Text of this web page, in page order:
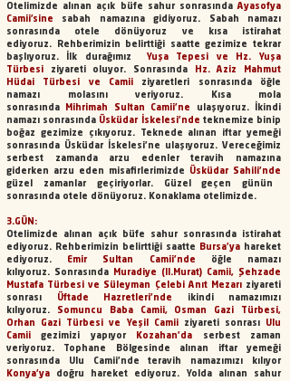
Otelimizde alınan açık büfe sahur sonrasındaAyasofya
Camii’sine sabah namazına gidiyoruz.
Sabah namazı
sonrasında otele dönüyoruz ve kısa istirahat
ediyoruz.
Rehberimizin belirttiği saatte gezimize tekrar
başlıyoruz.
İlk durağımız Yuşa Tepesi ve Hz. Yuşa
Türbesi ziyareti oluyor. Sonrasında
Hz. Aziz Mahmut
Hüdai Türbesi ve Camii ziyaretleri sonrasında öğle
namazı molasını veriyoruz.
Kısa mola
sonrasında
Mihrimah Sultan Camii'ne ulaşıyoruz.
İkindi
namazı sonrasında Üsküdar İskelesi’nde teknemize binip
boğaz gezimize çıkıyoruz.
Teknede alınan iftar yemeği
sonrasında Üsküdar İskelesi'ne ulaşıyoruz. Vereceğimiz
serbest zamanda arzu edenler teravih namazına
giderken arzu eden misafirlerimizde Üsküdar Sahili'nde
güzel zamanlar geçiriyorlar.
Güzel geçen günün
sonrasında otele dönüyoruz. Konaklama otelimizde.
3.GÜN:
Otelimizde alınan açık büfe sahur sonrasında istirahat
ediyoruz. Rehberimizin belirttiği saatte Bursa’ya hareket
ediyoruz. Emir Sultan Camii'nde öğle namazı
kılıyoruz. Sonrasında
Muradiye (II.Murat) Camii, Şehzade
Mustafa Türbesi ve Süleyman Çelebi Anıt Mezarıziyareti
sonrası
Üftade Hazretleri'nde ikindi namazımızı
kılıyoruz.
Somuncu Baba Camii, Osman Gazi Türbesi,
Orhan Gazi Türbesi ve Yeşil Camii ziyareti sonrası Ulu
Camii gezimizi yapıyor Kozahan'da
serbest zaman
veriyoruz. Tophane Bölgesinde alınan iftar yemeği
sonrasında Ulu Camii'nde teravih namazımızı kılıyor
Konya’ya doğru hareket ediyoruz. Yolda alınan sahur